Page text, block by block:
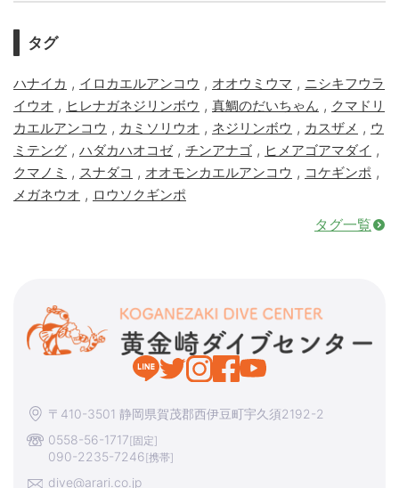
タグ
ハナイカ , イロカエルアンコウ , オオウミウマ , ニシキフウラ
イウオ , ヒレナガネジリンボウ , 真鯛のだいちゃん , クマドリ
カエルアンコウ , カミソリウオ , ネジリンボウ , カスザメ , ウ
ミテング , ハダカハオコゼ, チンアナゴ , ヒメアゴアマダイ ,
クマノミ , スナダコ , オオモンカエルアンコウ , コケギンポ ,
メガネウオ , ロウソクギンポ
タグ一覧
〒410-3501 静岡県賀茂郡西伊豆町宇久須2192-2
0558-56-1717[固定]
090-2235-7246[携帯]
dive@arari.co.jp